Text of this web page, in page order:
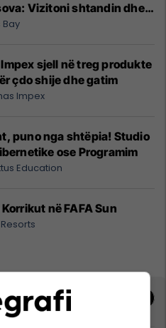
Vizitoni shtandin dhe
e investimit
Bay
sjell në treg produkte
çdo shije dhe gatim
Impex
puno nga shtëpia! Studio
ose Programim
Education
në FAFA Sun